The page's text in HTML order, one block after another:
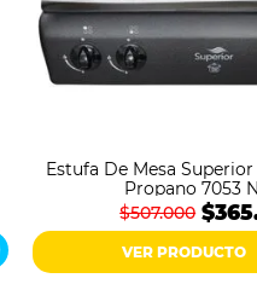
Estufa De Mesa
Propano 7053
$507.000
VER PRODUCTO